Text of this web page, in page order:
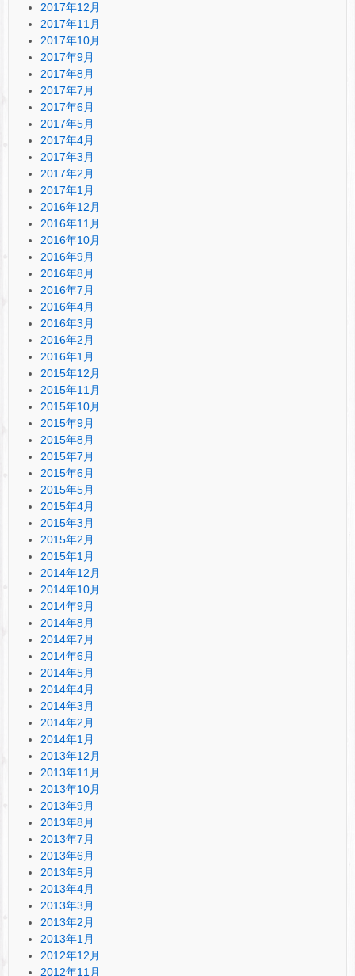
2017年12月
2017年11月
2017年10月
2017年9月
2017年8月
2017年7月
2017年6月
2017年5月
2017年4月
2017年3月
2017年2月
2017年1月
2016年12月
2016年11月
2016年10月
2016年9月
2016年8月
2016年7月
2016年4月
2016年3月
2016年2月
2016年1月
2015年12月
2015年11月
2015年10月
2015年9月
2015年8月
2015年7月
2015年6月
2015年5月
2015年4月
2015年3月
2015年2月
2015年1月
2014年12月
2014年10月
2014年9月
2014年8月
2014年7月
2014年6月
2014年5月
2014年4月
2014年3月
2014年2月
2014年1月
2013年12月
2013年11月
2013年10月
2013年9月
2013年8月
2013年7月
2013年6月
2013年5月
2013年4月
2013年3月
2013年2月
2013年1月
2012年12月
2012年11月